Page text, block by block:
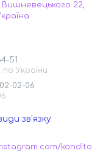
22,
51
України
02-06
kondito